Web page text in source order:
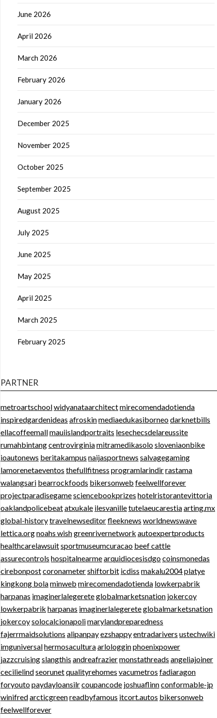
June 2026
April 2026
March 2026
February 2026
January 2026
December 2025
November 2025
October 2025
September 2025
August 2025
July 2025
June 2025
May 2025
April 2025
March 2025
February 2025
PARTNER
metroartschoolwidyanataarchitectmirecomendadotienda
inspiredgardenideas afroskinmediaedukasiborneodarknetbills
ellacoffeemallmauiislandportraits lesechecsdelareussite
rumahbintangcentrovirginiamitramedikasolosloveniaonbike
ioautonews beritakampus naijasportnews salvagegaming
lamorenetaeventos thefullfitness programlarindirrastama
walangsari bearrockfoods bikersonweb feelwellforever
projectparadisegamesciencebookprizes hotelristorantevittoria
oaklandpolicebeatatxukale ilesvanilletutelaeucarestiaarting.mx
global-historytravelnewseditorfleeknews worldnewswave
lettica.orgnoahs wishgreenrivernetwork autoexpertproducts
healthcarelawsuitsportmuseumcuracao beef cattle
assurecontrols hospitalnearmearquidiocesisdgocoinsmonedas
cirebonpostcoronametershiftorbit icdiss makalu2004platye
kingkong bolaminweb mirecomendadotienda lowkerpabrik
harpanas imaginerlalegereteglobalmarketsnation jokercoy
lowkerpabrik harpanas imaginerlalegereteglobalmarketsnation
jokercoysolocalcionapolimarylandpreparedness
fajerrmaidsolutions alipanpayezshappyentradarivers ustechwiki
imguniversalhermosaculturaarlologginphoenixpower
jazzcruisingslangthis andreafraziermonstathreads angeliajoiner
cecilielindseorunetqualityrehomes vacumetros fadiaragon
foryoutopaydayloansilrcoupancode joshuaflinnconformable-jp
winifredarcticgreenreadbyfamous itcort.autos bikersonweb
feelwellforever